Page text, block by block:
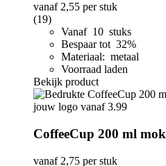
vanaf 2,55 per stuk
(19)
Vanaf 10 stuks
Bespaar tot 32%
Materiaal: metaal
Voorraad laden
Bekijk product
CoffeeCup 200 ml mok
vanaf 2,75 per stuk